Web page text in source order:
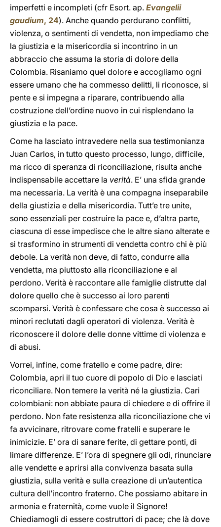
imperfetti e incompleti (cfr Esort. ap. Evangelii
gaudium, 24). Anche quando perdurano conflitti,
violenza, o sentimenti di vendetta, non impediamo che
la giustizia e la misericordia si incontrino in un
abbraccio che assuma la storia di dolore della
Colombia. Risaniamo quel dolore e accogliamo ogni
essere umano che ha commesso delitti, li riconosce, si
pente e si impegna a riparare, contribuendo alla
costruzione dell’ordine nuovo in cui risplendano la
giustizia e la pace.
Come ha lasciato intravedere nella sua testimonianza
Juan Carlos, in tutto questo processo, lungo, difficile,
ma ricco di speranza di riconciliazione, risulta anche
indispensabile accettare la verità. E’ una sfida grande
ma necessaria. La verità è una compagna inseparabile
della giustizia e della misericordia. Tutt’e tre unite,
sono essenziali per costruire la pace e, d’altra parte,
ciascuna di esse impedisce che le altre siano alterate e
si trasformino in strumenti di vendetta contro chi è più
debole. La verità non deve, di fatto, condurre alla
vendetta, ma piuttosto alla riconciliazione e al
perdono. Verità è raccontare alle famiglie distrutte dal
dolore quello che è successo ai loro parenti
scomparsi. Verità è confessare che cosa è successo ai
minori reclutati dagli operatori di violenza. Verità è
riconoscere il dolore delle donne vittime di violenza e
di abusi.
Vorrei, infine, come fratello e come padre, dire:
Colombia, apri il tuo cuore di popolo di Dio e lasciati
riconciliare. Non temere la verità né la giustizia. Cari
colombiani: non abbiate paura di chiedere e di offrire il
perdono. Non fate resistenza alla riconciliazione che vi
fa avvicinare, ritrovare come fratelli e superare le
inimicizie. E’ ora di sanare ferite, di gettare ponti, di
limare differenze. E’ l’ora di spegnere gli odi, rinunciare
alle vendette e aprirsi alla convivenza basata sulla
giustizia, sulla verità e sulla creazione di un’autentica
cultura dell’incontro fraterno. Che possiamo abitare in
armonia e fraternità, come vuole il Signore!
Chiediamogli di essere costruttori di pace; che là dove